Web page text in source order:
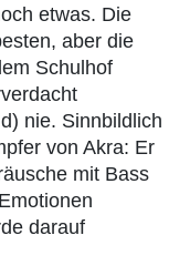
etwas. Die
aber die
Schulhof
nie. Sinnbildlich
von Akra: Er
mit Bass
darauf